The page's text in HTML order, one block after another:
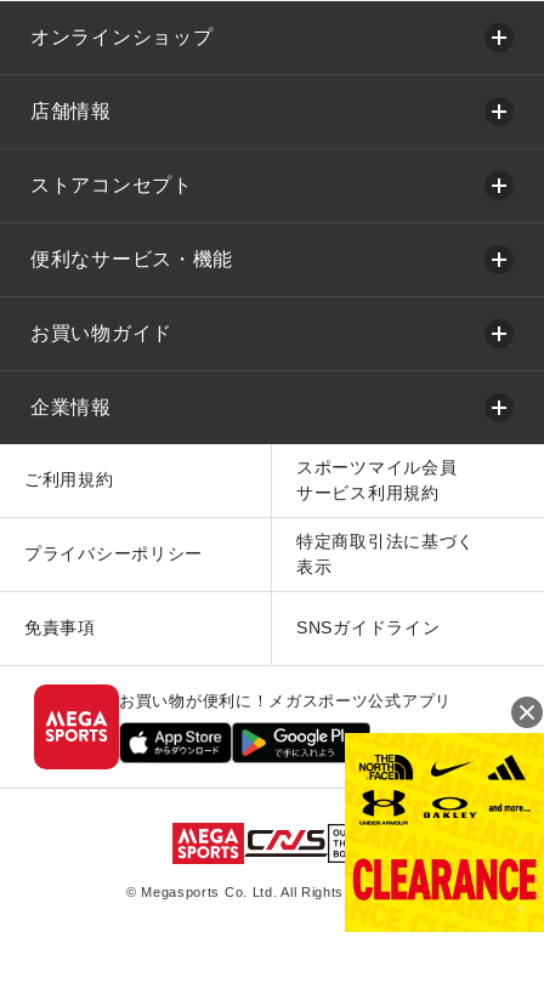
オンラインショップ
店舗情報
ストアコンセプト
便利なサービス・機能
お買い物ガイド
企業情報
ご利用規約
スポーツマイル会員
サービス利用規約
プライバシーポリシー
特定商取引法に基づく
表示
免責事項 SNSガイドライン
お買い物が便利に！メガスポーツ公式アプリ
© Megasports Co. Ltd. All Rights Reserved.